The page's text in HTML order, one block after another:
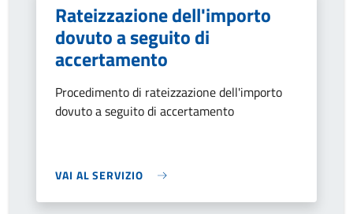
Rateizzazione dell'importo
dovuto a seguito di
accertamento
Procedimento di rateizzazione dell'importo
dovuto a seguito di accertamento
VAI AL SERVIZIO